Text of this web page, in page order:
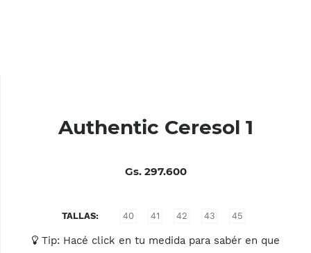
Authentic Ceresol 1
Gs. 297.600
TALLAS 40 41 42 43 45
Tip: Hacé click en tu medida para sabér en que